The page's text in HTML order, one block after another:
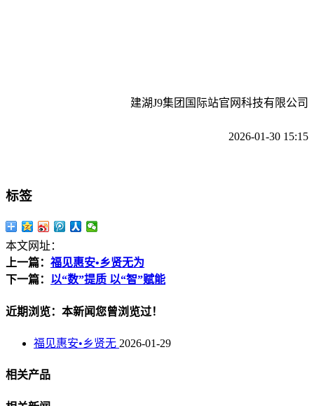
建湖J9集团国际站官网科技有限公司
2026-01-30 15:15
标签
本文网址：
上一篇： 福见惠安•乡贤无为
下一篇： 以“数”提质 以“智”赋能
近期浏览：本新闻您曾浏览过！
福见惠安•乡贤无 2026-01-29
相关产品